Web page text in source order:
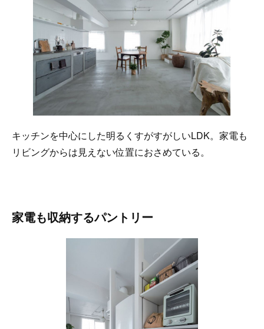
キッチンを中心にした明るくすがすがしいLDK。家電も
リビングからは見えない位置におさめている。
家電も収納するパントリー